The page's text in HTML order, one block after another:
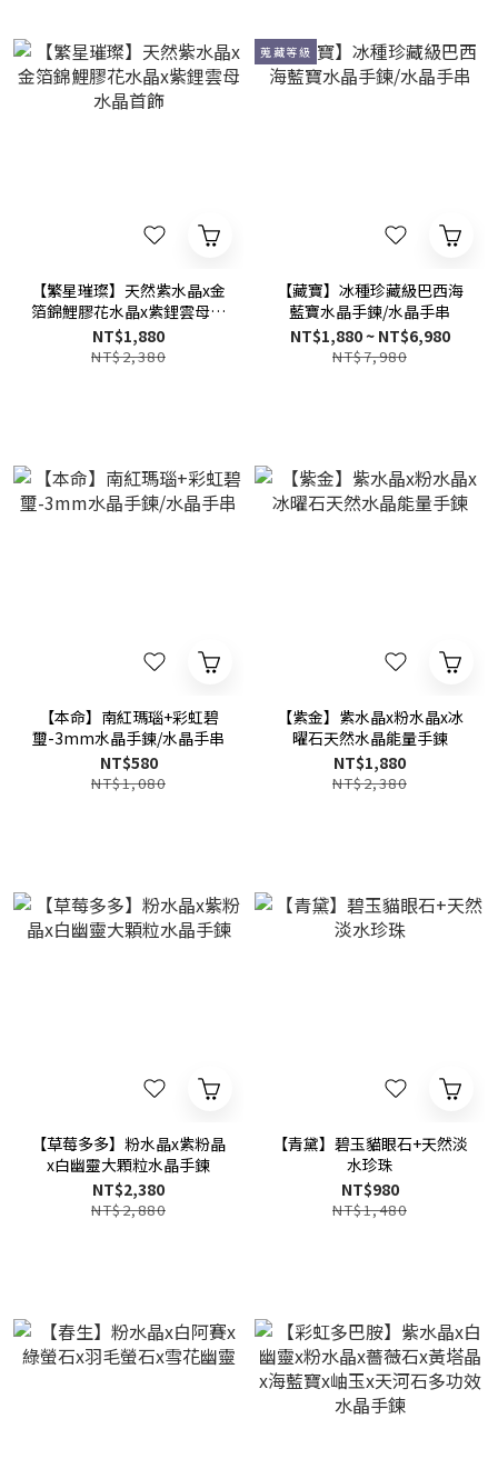
【繁星璀璨】天然紫水晶x金
箔錦鯉膠花水晶x紫鋰雲母水
晶首飾
NT$1,880
NT$2,380
蒐藏等級
【藏寶】冰種珍藏級巴西海
藍寶水晶手鍊/水晶手串
NT$1,880 ~ NT$6,980
NT$7,980
【本命】南紅瑪瑙+彩虹碧
璽-3mm水晶手鍊/水晶手串
NT$580
NT$1,080
【紫金】紫水晶x粉水晶x冰
曜石天然水晶能量手鍊
NT$1,880
NT$2,380
【草莓多多】粉水晶x紫粉晶
x白幽靈大顆粒水晶手鍊
NT$2,380
NT$2,880
【青黛】碧玉貓眼石+天然淡
水珍珠
NT$980
NT$1,480